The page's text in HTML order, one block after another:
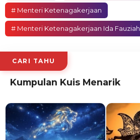
# Menteri Ketenagakerjaan
# Menteri Ketenagakerjaan Ida Fauziah
CARI TAHU
Kumpulan Kuis Menarik